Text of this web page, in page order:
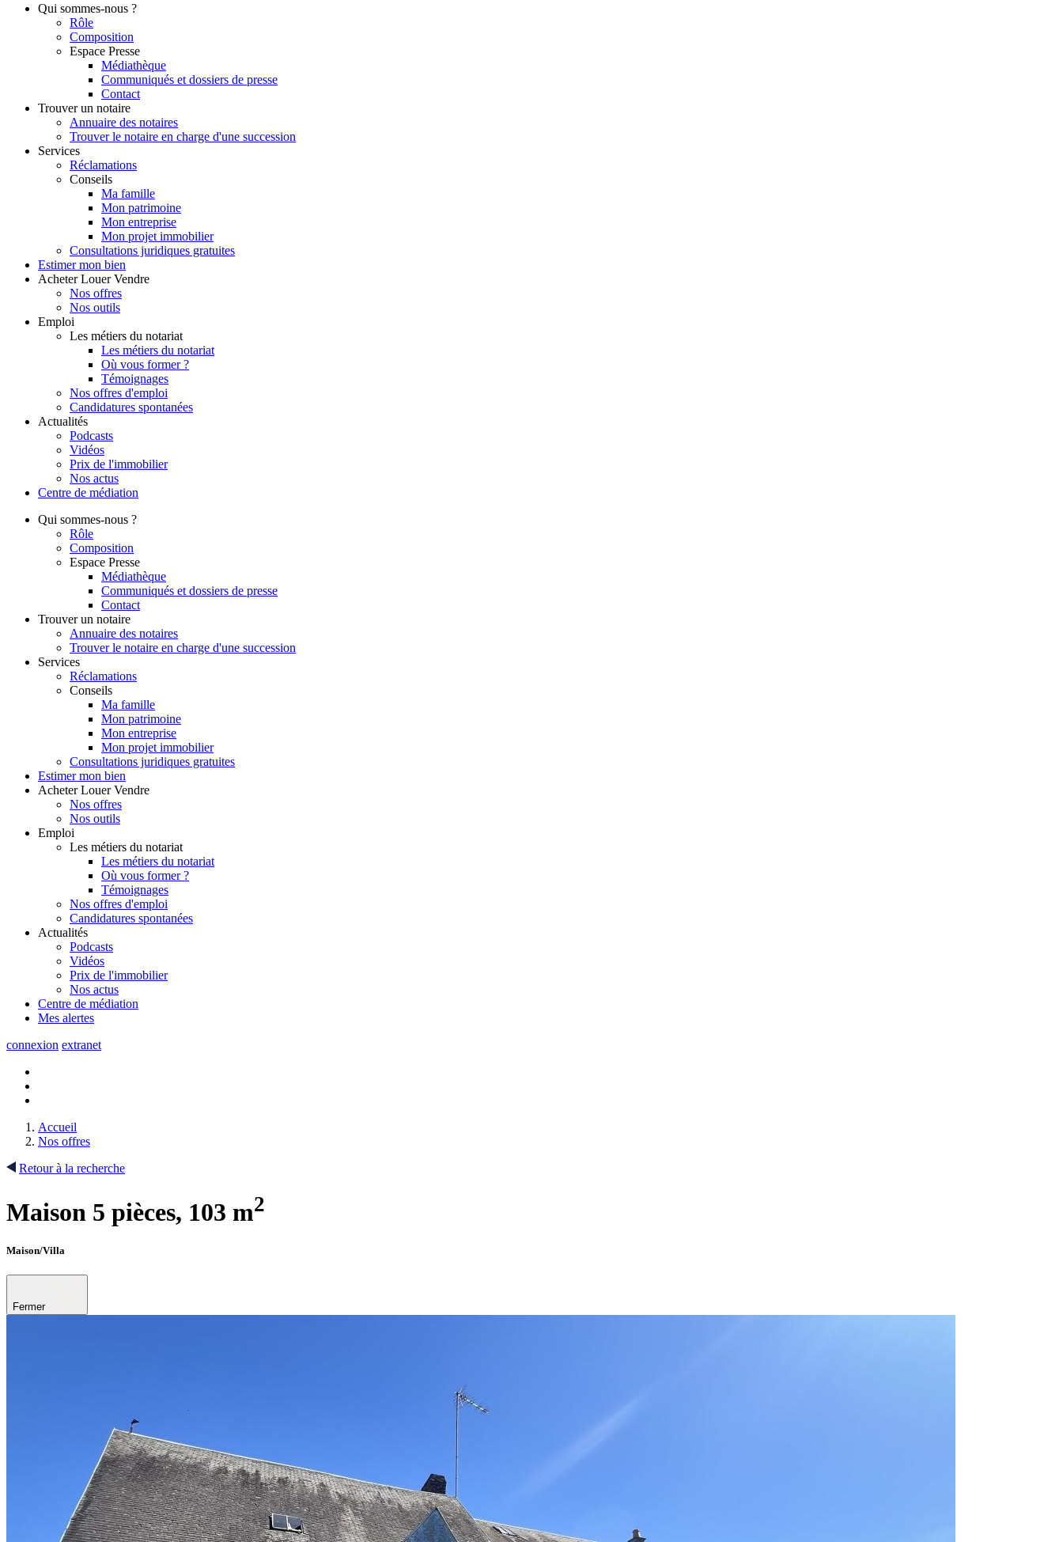
Qui sommes-nous ?
Rôle
Composition
Espace Presse
Médiathèque
Communiqués et dossiers de presse
Contact
Trouver un notaire
Annuaire des notaires
Trouver le notaire en charge d'une succession
Services
Réclamations
Conseils
Ma famille
Mon patrimoine
Mon entreprise
Mon projet immobilier
Consultations juridiques gratuites
Estimer mon bien
Acheter Louer Vendre
Nos offres
Nos outils
Emploi
Les métiers du notariat
Les métiers du notariat
Où vous former ?
Témoignages
Nos offres d'emploi
Candidatures spontanées
Actualités
Podcasts
Vidéos
Prix de l'immobilier
Nos actus
Centre de médiation
Qui sommes-nous ?
Rôle
Composition
Espace Presse
Médiathèque
Communiqués et dossiers de presse
Contact
Trouver un notaire
Annuaire des notaires
Trouver le notaire en charge d'une succession
Services
Réclamations
Conseils
Ma famille
Mon patrimoine
Mon entreprise
Mon projet immobilier
Consultations juridiques gratuites
Estimer mon bien
Acheter Louer Vendre
Nos offres
Nos outils
Emploi
Les métiers du notariat
Les métiers du notariat
Où vous former ?
Témoignages
Nos offres d'emploi
Candidatures spontanées
Actualités
Podcasts
Vidéos
Prix de l'immobilier
Nos actus
Centre de médiation
Mes alertes
connexion extranet
Accueil
Nos offres
Retour à la recherche
Maison 5 pièces, 103 m2
Maison/Villa
Fermer